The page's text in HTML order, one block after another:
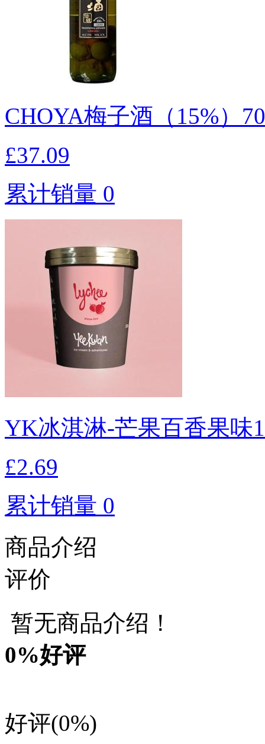
CHOYA梅子酒（15%）
£37.09
累计销量 0
YK冰淇淋-芒果百香果味
£2.69
累计销量 0
商品介绍
评价
暂无商品介绍！
0%好评
好评(0%)